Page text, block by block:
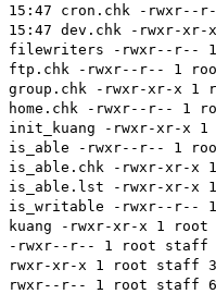
15:47 cron.chk -rwxr--
15:47 dev.chk -rwxr-
filewriters -rwxr--r-- 1
ftp.chk -rwxr--r-- 1
group.chk -rwxr-xr-x 1
home.chk -rwxr--r-- 1
init_kuang -rwxr-xr-x 1
is_able -rwxr--r-- 1
is_able.chk -rwxr-xr-x
is_able.lst -rwxr-xr-x 1
is_writable -rwxr--r-- 1
kuang -rwxr-xr-x 1 root
-rwxr--r-- 1 root staff
rwxr-xr-x 1 root staff
rwxr--r-- 1 root staff